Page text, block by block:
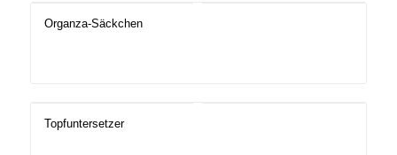
Organza-Säckchen
Topfuntersetzer